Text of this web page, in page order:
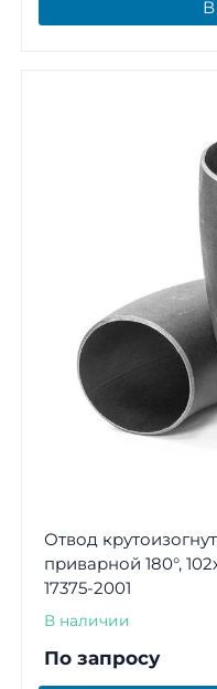
Отвод
приварной 180°,
17375-2001
В наличии
По запросу